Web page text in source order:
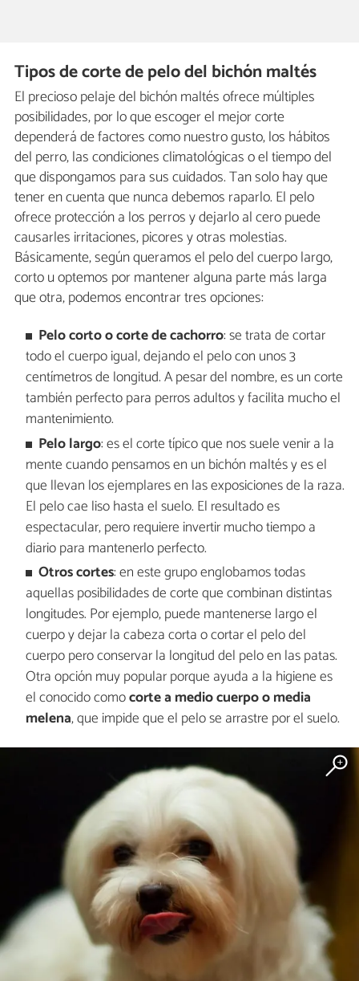
Tipos de corte de pelo del bichón maltés
El precioso pelaje del bichón maltés ofrece múltiples
posibilidades, por lo que escoger el mejor corte
dependerá de factores como nuestro gusto, los hábitos
del perro, las condiciones climatológicas o el tiempo del
que dispongamos para sus cuidados. Tan solo hay que
tener en cuenta que nunca debemos raparlo. El pelo
ofrece protección a los perros y dejarlo al cero puede
causarles irritaciones, picores y otras molestias.
Básicamente, según queramos el pelo del cuerpo largo,
corto u optemos por mantener alguna parte más larga
que otra, podemos encontrar tres opciones:
Pelo corto o corte de cachorro: se trata de cortar
todo el cuerpo igual, dejando el pelo con unos 3
centímetros de longitud. A pesar del nombre, es un corte
también perfecto para perros adultos y facilita mucho el
mantenimiento.
Pelo largo: es el corte típico que nos suele venir a la
mente cuando pensamos en un bichón maltés y es el
que llevan los ejemplares en las exposiciones de la raza.
El pelo cae liso hasta el suelo. El resultado es
espectacular, pero requiere invertir mucho tiempo a
diario para mantenerlo perfecto.
Otros cortes: en este grupo englobamos todas
aquellas posibilidades de corte que combinan distintas
longitudes. Por ejemplo, puede mantenerse largo el
cuerpo y dejar la cabeza corta o cortar el pelo del
cuerpo pero conservar la longitud del pelo en las patas.
Otra opción muy popular porque ayuda a la higiene es
el conocido comocorte a medio cuerpo o media
melena, que impide que el pelo se arrastre por el suelo.